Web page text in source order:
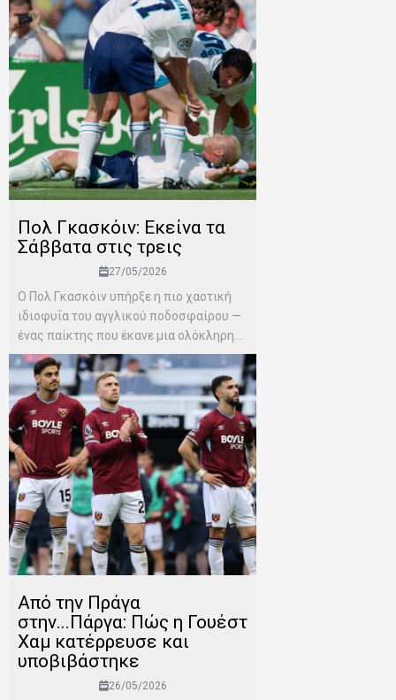
Πολ Γκασκόιν: Εκείνα τα
Σάββατα στις τρεις
27/05/2026
Ο Πολ Γκασκόιν υπήρξε η πιο χαοτική
ιδιοφυΐα του αγγλικού ποδοσφαίρου —
ένας παίκτης που έκανε μια ολόκληρη...
Από την Πράγα
στην...Πάργα: Πώς η Γουέστ
Χαμ κατέρρευσε και
υποβιβάστηκε
26/05/2026